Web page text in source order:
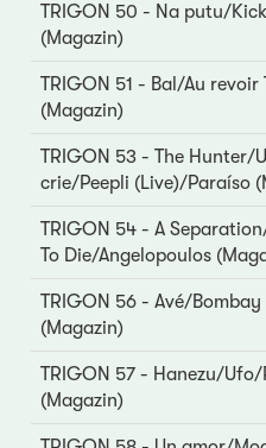
TRIGON 50 - Na putu/
(Magazin)
TRIGON 51 - Bal/Au
(Magazin)
TRIGON 53 - The Hunter/
crie/Peepli (Live)/Paraíso
TRIGON 54 - A
To Die/Angelopoulos
TRIGON 56 - Avé/
(Magazin)
TRIGON 57 - Hanezu/
(Magazin)